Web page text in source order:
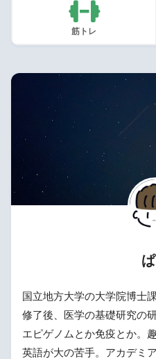
筋トレ
国立地方大学の大学院博士
修了後、医学の基礎研究の
エピゲノムとか免疫とか。
英語が大の苦手。アカデミ